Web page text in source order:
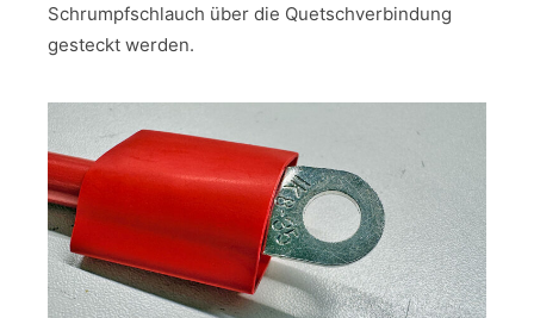
Schrumpfschlauch über die Quetschverbindung
gesteckt werden.